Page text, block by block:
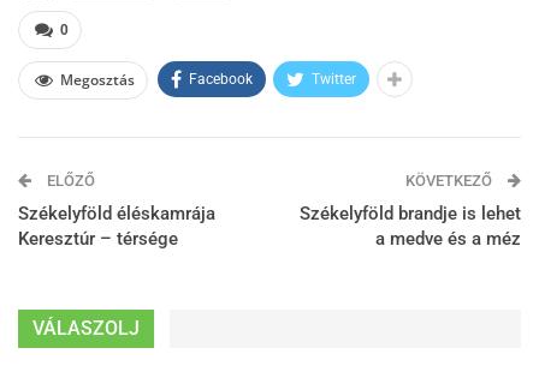
0
Megosztás Facebook Twitter
ELŐZŐ
Székelyföld éléskamrája
Keresztúr – térsége
KÖVETKEZŐ
Székelyföld brandje is lehet
a medve és a méz
VÁLASZOLJ